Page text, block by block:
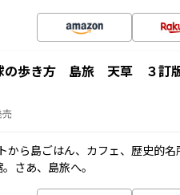
の歩き方 島旅 天草 ３訂
売
から島ごはん、カフェ、歴史的
さあ、島旅へ。